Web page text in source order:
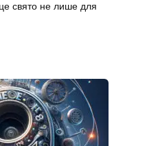
свято не лише для